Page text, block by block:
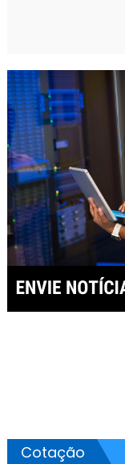
Cotação